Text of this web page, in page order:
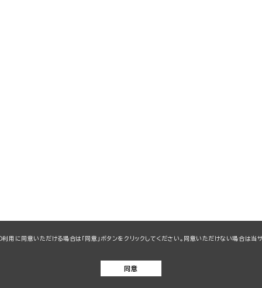
に同意いただける場合は「同意」ボタンをクリックしてください。同意いただけない場合は当
同意